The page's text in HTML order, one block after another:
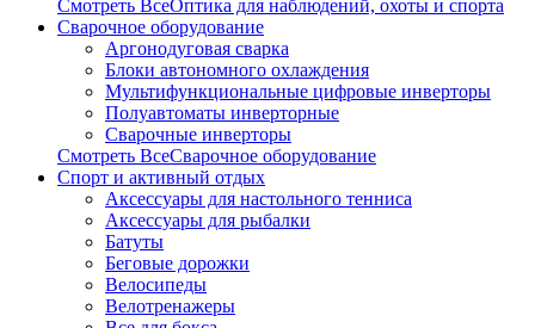
Смотреть ВсеОптика для наблюдений, охоты и спорта
Сварочное оборудование
Аргонодуговая сварка
Блоки автономного охлаждения
Мультифункциональные цифровые инверторы
Полуавтоматы инверторные
Сварочные инверторы
Смотреть ВсеСварочное оборудование
Спорт и активный отдых
Аксессуары для настольного тенниса
Аксессуары для рыбалки
Батуты
Беговые дорожки
Велосипеды
Велотренажеры